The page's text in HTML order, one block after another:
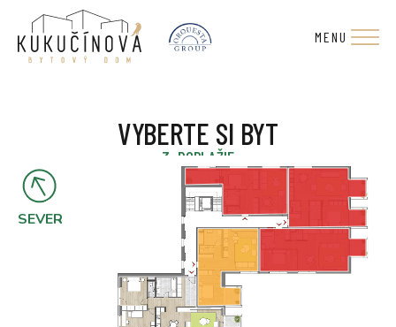
MENU
VYBERTE SI BYT
3. PODLAŽIE
SEVER